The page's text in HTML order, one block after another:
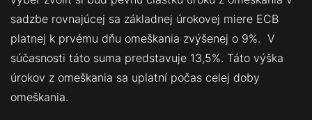
sadzbe rovnajúcej sa základnej úrokovej miere ECB
platnej k prvému dňu omeškania zvýšenej o 9%. V
súčasnosti táto suma predstavuje 13,5%. Táto výška
úrokov z omeškania sa uplatní počas celej doby
omeškania.